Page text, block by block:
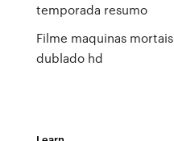
temporada resumo
Filme maquinas mortais
dublado hd